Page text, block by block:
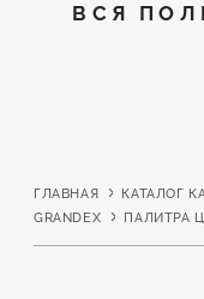
ВСЯ
ГЛАВНАЯ КАТАЛОГ
GRANDEX
ПАЛИТРА